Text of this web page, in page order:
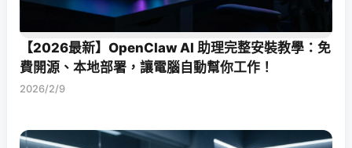
【2026最新】OpenClaw AI 助理完整安裝教學：免
費開源、本地部署，讓電腦自動幫你工作！
2026/2/9